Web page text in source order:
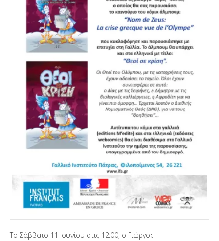
Το Σάββατο 11 Ιουνίου στις 12:00, ο Γιώργος